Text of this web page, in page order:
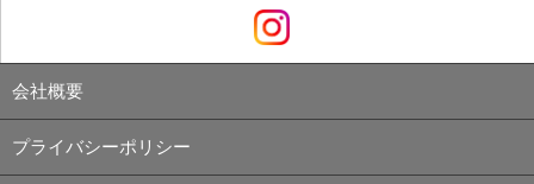
会社概要
プライバシーポリシー